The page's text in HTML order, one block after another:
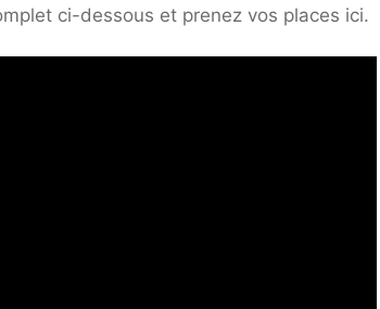
ci-dessous et prenez vos places ici.